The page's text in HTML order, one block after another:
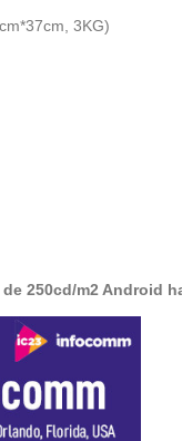
3KG)
250cd/m2 Android